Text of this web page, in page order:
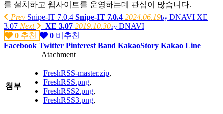
를 설치하고 웹사이트를 운영하는데 관심이 많습니다.
가지고 있는 제품리스트
homebuilt computer(Intel i7-4790K, ASUS MAXIMUS Ranger Vii,
AMD Radeon R290),
homebuilt computer(AMD Phenom X4 630, GIGABYTE GA-61P-
Prev Snipe-IT 7.0.4 Snipe-IT 7.0.4 2024.06.19by DNAVI XE
3.07 Next XE 3.07 2019.10.30by DNAVI
0 추천 0 비추천
Facebook Twitter Pinterest Band KakaoStory Kakao Line
Atachment
첨부
FreshRSS-master.zip,
FreshRSS.png,
FreshRSS2.png,
FreshRSS3.png,